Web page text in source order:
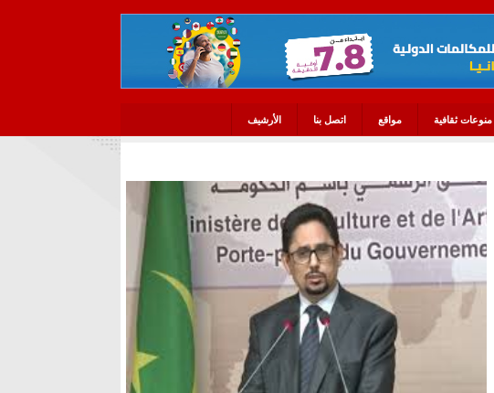
منوعات ثقافية مواقع اتصل بنا الأرشيف